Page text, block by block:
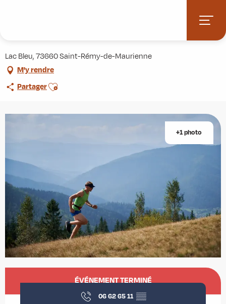
Lac Bleu, 73660 Saint-Rémy-de-Maurienne
M'y rendre
PartagerAjouter aux favoris
+1 photo
Ouverture et coordonnées
ÉVÉNEMENT TERMINÉ
06 62 65 11 ▒▒